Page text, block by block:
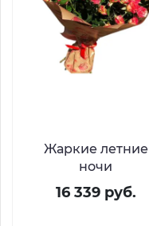
Жаркие летние
ночи
16 339 руб.